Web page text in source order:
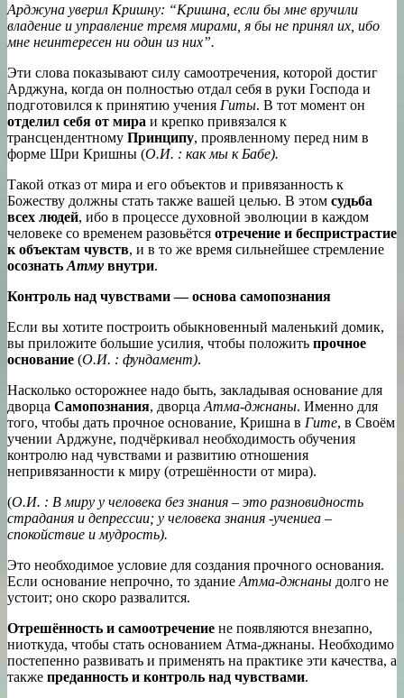
Арджуна уверил Кришну: “Кришна, если бы мне вручили
владение и управление тремя мирами, я бы не принял их, ибо
мне неинтересен ни один из них”.
Эти слова показывают силу самоотречения, которой достиг
Арджуна, когда он полностью отдал себя в руки Господа и
подготовился к принятию учения Гиты. В тот момент он
отделил себя от мира и крепко привязался к
трансцендентному Принципу, проявленному перед ним в
форме Шри Кришны (О.И. : как мы к Бабе).
Такой отказ от мира и его объектов и привязанность к
Божеству должны стать также вашей целью. В этом судьба
всех людей, ибо в процессе духовной эволюции в каждом
человеке со временем разовьётся отречение и беспристрастие
к объектам чувств, и в то же время сильнейшее стремление
осознать Атму внутри.
Контроль над чувствами — основа самопознания
Если вы хотите построить обыкновенный маленький домик,
вы приложите большие усилия, чтобы положить прочное
основание (О.И. : фундамент).
Насколько осторожнее надо быть, закладывая основание для
дворца Самопознания, дворца Атма-джнаны. Именно для
того, чтобы дать прочное основание, Кришна в Гите, в Своём
учении Арджуне, подчёркивал необходимость обучения
контролю над чувствами и развитию отношения
непривязанности к миру (отрешённости от мира).
(О.И. : В миру у человека без знания – это разновидность
страдания и депрессии; у человека знания -учениеа –
спокойствие и мудрость).
Это необходимое условие для создания прочного основания.
Если основание непрочно, то здание Атма-джнаны долго не
устоит; оно скоро развалится.
Отрешённость и самоотречение не появляются внезапно,
ниоткуда, чтобы стать основанием Атма-джнаны. Необходимо
постепенно развивать и применять на практике эти качества, а
также преданность и контроль над чувствами.